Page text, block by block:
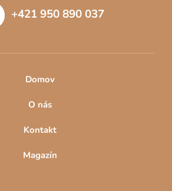
s
+421 950 890 037
Domov
O nás
Kontakt
Magazín